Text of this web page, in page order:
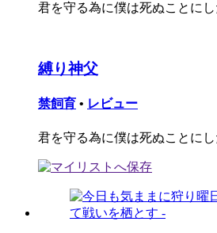
君を守る為に僕は死ぬことにし
縛り神父
禁飼育 • レビュー
君を守る為に僕は死ぬことにし